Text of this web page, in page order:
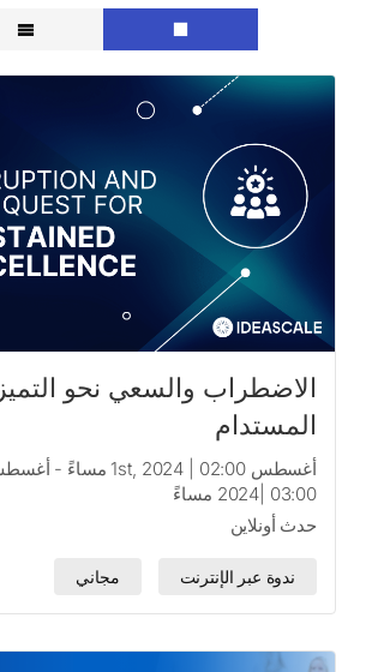
الاضطراب والسعي نحو التميز
المستدام
2024| 03:00 مساءً
حدث أونلاين
ندوة عبر الإنترنت مجاني